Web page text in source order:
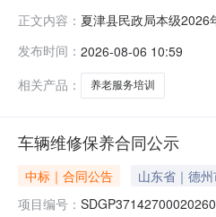
正文内容： 夏津县民政局本级
津县养老服务人才队伍
排，具体采
发布时间： 2026-08-06 10:59
相关产品：
养老服务培训
车辆维修保养合同公示
中标｜合同公告 山东省｜德
项目编号：